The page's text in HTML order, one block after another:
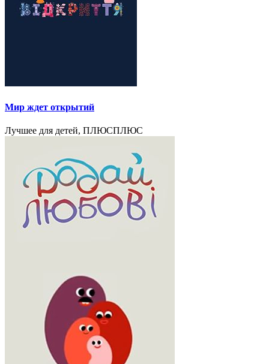
Мир ждет открытий
Лучшее для детей, ПЛЮСПЛЮС